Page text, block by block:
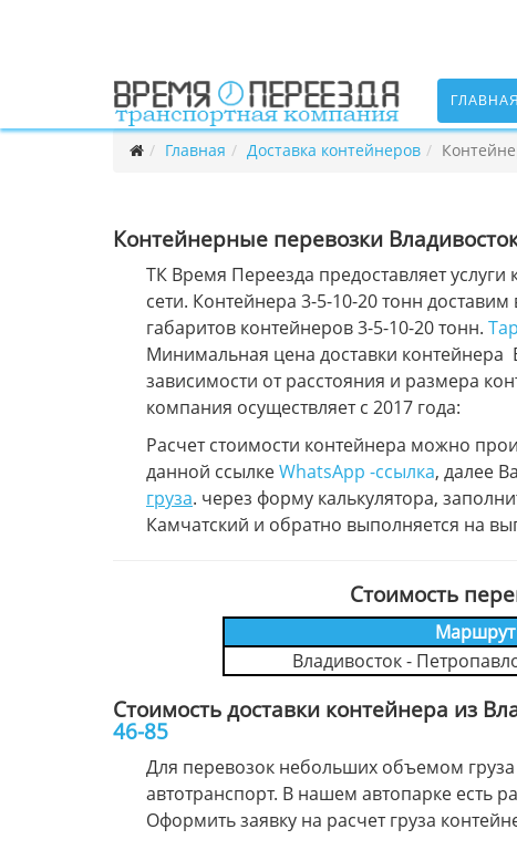
ГЛАВНАЯ
Главная Доставка контейнеров
Контейнерные перевозки
ТК Время Переезда предоставляет
сети. Контейнера 3-5-10-20 тонн
габаритов контейнеров 3-5-10-20 тонн.
Минимальная цена доставки контейнера
зависимости от расстояния и размера
компания осуществляет с 2017 года:
Расчет стоимости контейнера можно
данной ссылкеWhatsApp -ссылка, далее
груза. через форму калькулятора,
Камчатский и обратно выполняется на
Стоимость
Маршрут
Владивосток -
Стоимость доставки контейнера из
46-85
Для перевозок небольших объемом
автотранспорт. В нашем автопарке есть
Оформить заявку на расчет груза